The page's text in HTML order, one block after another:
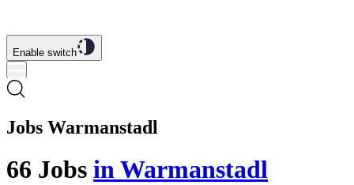
Enable switch
Jobs Warmanstadl
66 Jobs in Warmanstadl